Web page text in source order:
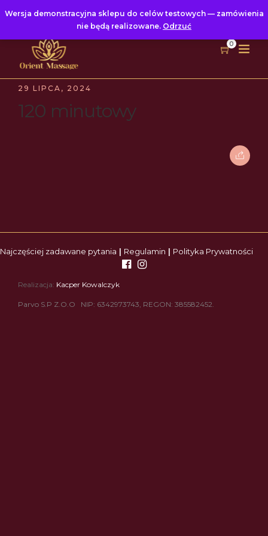
0
29 LIPCA, 2024
120 minutowy
Najczęściej zadawane pytania | Regulamin | Polityka Prywatności
Realizacja: Kacper Kowalczyk
Parvo S.P Z.O.O NIP: 6342973743, REGON: 385582452.
Wersja demonstracyjna sklepu do celów testowych — zamówienia
nie będą realizowane. Odrzuć